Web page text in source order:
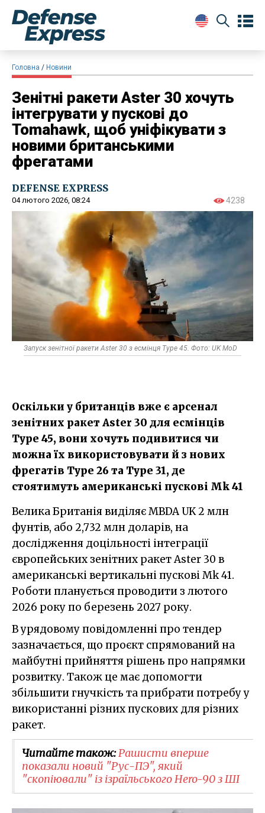
Головна Новини
Зенітні ракети Aster 30 хочуть
інтегрувати у пускові до
Tomahawk, щоб уніфікувати з
новими британськими
фрегатами
DEFENSE EXPRESS
04 лютого 2026, 08:24 4238
Запуск зенітної ракети Aster 30 з есмінця Type 45. Фото: UK MoD
Оскільки у британців вже є арсенал
зенітних ракет Aster 30 для есмінців
Type 45, вони хочуть подивитися чи
можна їх використовувати й з нових
фрегатів Type 26 та Type 31, де
стоятимуть американські пускові Mk 41
Велика Британія виділяє MBDA UK 2 млн
фунтів, або 2,732 млн доларів, на
дослідження доцільності інтеграції
європейських зенітних ракет Aster 30 в
американські вертикальні пускові Mk 41.
Роботи планується проводити з лютого
2026 року по березень 2027 року.
В урядовому повідомленні про тендер
зазначається, що проєкт спрямований на
майбутні прийняття рішень про напрямки
розвитку. Також це має допомогти
збільшити гнучкість та прибрати потребу у
використанні різних пускових для різних
ракет.
Читайте також:Рашисти вперше
показали новий "Рус-ПЭ", який
"скопіювали" із ізраїльського Hero-90 з ШІ